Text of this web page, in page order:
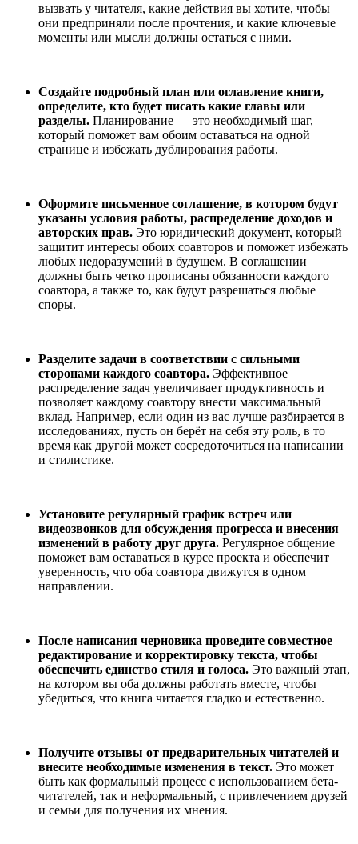
вызвать у читателя, какие действия вы хотите, чтобы
они предприняли после прочтения, и какие ключевые
моменты или мысли должны остаться с ними.
Создайте подробный план или оглавление книги,
определите, кто будет писать какие главы или
разделы. Планирование — это необходимый шаг,
который поможет вам обоим оставаться на одной
странице и избежать дублирования работы.
Оформите письменное соглашение, в котором будут
указаны условия работы, распределение доходов и
авторских прав. Это юридический документ, который
защитит интересы обоих соавторов и поможет избежать
любых недоразумений в будущем. В соглашении
должны быть четко прописаны обязанности каждого
соавтора, а также то, как будут разрешаться любые
споры.
Разделите задачи в соответствии с сильными
сторонами каждого соавтора. Эффективное
распределение задач увеличивает продуктивность и
позволяет каждому соавтору внести максимальный
вклад. Например, если один из вас лучше разбирается в
исследованиях, пусть он берёт на себя эту роль, в то
время как другой может сосредоточиться на написании
и стилистике.
Установите регулярный график встреч или
видеозвонков для обсуждения прогресса и внесения
изменений в работу друг друга. Регулярное общение
поможет вам оставаться в курсе проекта и обеспечит
уверенность, что оба соавтора движутся в одном
направлении.
После написания черновика проведите совместное
редактирование и корректировку текста, чтобы
обеспечить единство стиля и голоса. Это важный этап,
на котором вы оба должны работать вместе, чтобы
убедиться, что книга читается гладко и естественно.
Получите отзывы от предварительных читателей и
внесите необходимые изменения в текст. Это может
быть как формальный процесс с использованием бета-
читателей, так и неформальный, с привлечением друзей
и семьи для получения их мнения.